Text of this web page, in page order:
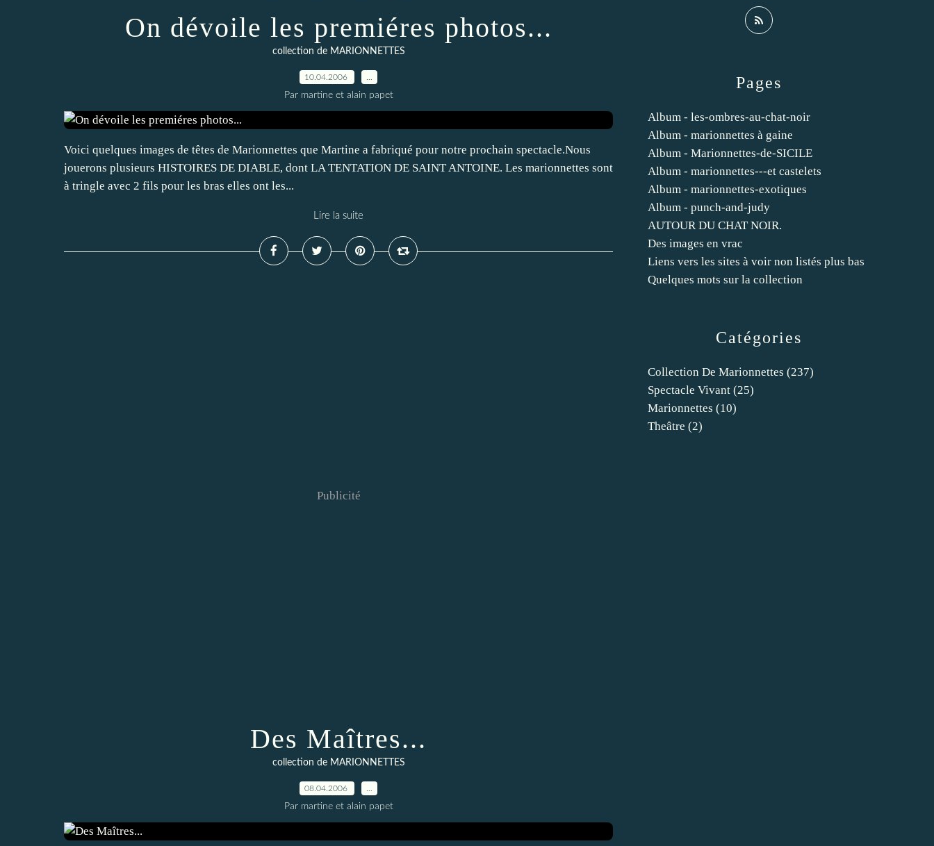
On dévoile les premiéres photos...
collection de MARIONNETTES
10.04.2006
Par martine et alain papet
Voici quelques images de têtes de Marionnettes que Martine a fabriqué pour notre prochain spectacle.Nous
jouerons plusieurs HISTOIRES DE DIABLE, dont LA TENTATION DE SAINT ANTOINE. Les marionnettes sont
à tringle avec 2 fils pour les bras elles ont les...
Lire la suite
Publicité
Des Maîtres...
collection de MARIONNETTES
08.04.2006
Par martine et alain papet
Catégories
Collection De Marionnettes (237)
Spectacle Vivant (25)
Marionnettes (10)
Theâtre (2)
Pages
Album - les-ombres-au-chat-noir
Album - marionnettes à gaine
Album - Marionnettes-de-SICILE
Album - marionnettes---et castelets
Album - marionnettes-exotiques
Album - punch-and-judy
AUTOUR DU CHAT NOIR.
Des images en vrac
Liens vers les sites à voir non listés plus bas
Quelques mots sur la collection